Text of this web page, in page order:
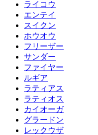
ライコウ
エンテイ
スイクン
ホウオウ
フリーザー
サンダー
ファイヤー
ルギア
ラティアス
ラティオス
カイオーガ
グラードン
レックウザ